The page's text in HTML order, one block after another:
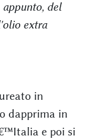
appunto, del
extra
in
dapprima in
e poi si